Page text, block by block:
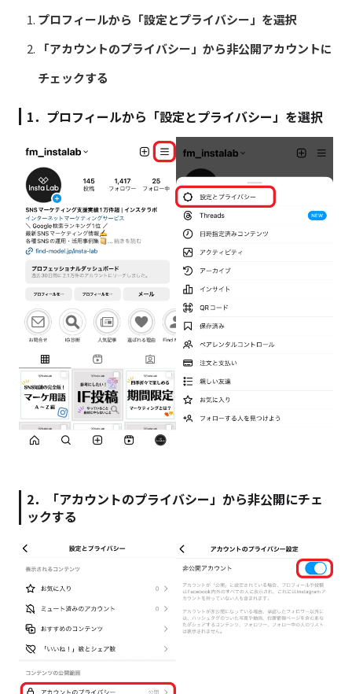
プロフィールから「設定とプライバシー」を選択
「アカウントのプライバシー」から非公開アカウントに
チェックする
1．プロフィールから「設定とプライバシー」を選択
2．「アカウントのプライバシー」から非公開にチェ
ックする